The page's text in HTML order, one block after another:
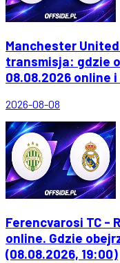
Manchester
transmisja: gdzie
08.08.2026 online i
2026-08-08
Ferencvarosi TC -
online. Gdzie
(08.08.2026, 19:00)